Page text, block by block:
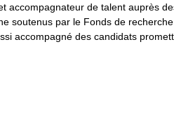
accompagnateur de talent auprès
soutenus par le Fonds de
accompagné des candidats